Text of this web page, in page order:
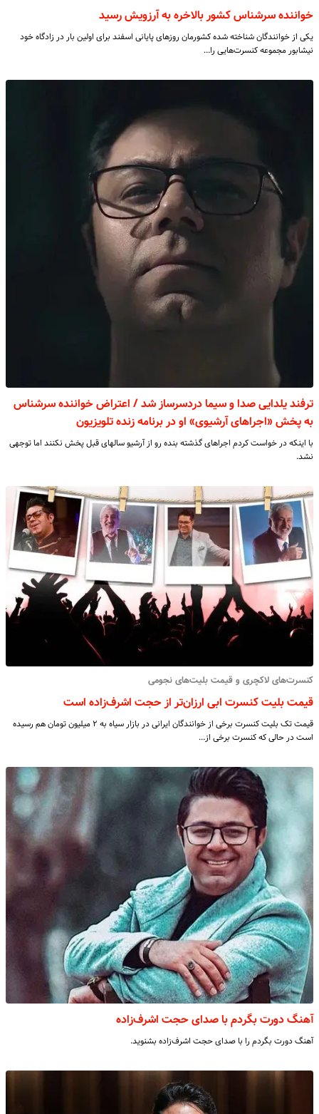
خواننده سرشناس کشور بالاخره به آرزویش رسید
یکی از خوانندگان شناخته شده کشورمان روزهای پایانی اسفند برای اولین بار در زادگاه خود
نیشابور مجموعه کنسرت‌هایی را…
ترفند یلدایی صدا و سیما دردسرساز شد / اعتراض خواننده سرشناس
به پخش «اجراهای آرشیوی» او در برنامه زنده تلویزیون
با اینکه در خواست کردم اجراهای گذشته بنده رو از آرشیو سالهای قبل پخش نکنند اما توجهی
نشد.
کنسرت‌های لاکچری و قیمت بلیت‌های نجومی
قیمت بلیت کنسرت ابی ارزان‌تر از حجت اشرف‌زاده است
قیمت تک بلیت کنسرت برخی از خوانندگان ایرانی در بازار سیاه به ۲ میلیون تومان هم رسیده
است در حالی که کنسرت برخی از…
آهنگ دورت بگردم با صدای حجت اشرف‌زاده
آهنگ دورت بگردم را با صدای حجت اشرف‌زاده بشنوید.